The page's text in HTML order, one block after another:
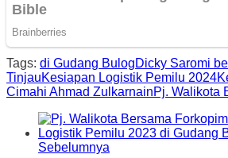
Tags: di Gudang BulogDicky Saromi
TinjauKesiapan Logistik Pemilu 2024
Cimahi Ahmad ZulkarnainPj. Walikota
Sebelumnya